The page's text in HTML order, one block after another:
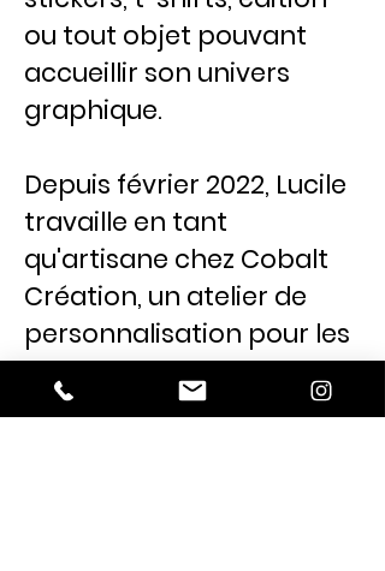
ou tout objet pouvant
accueillir son univers
graphique.
Depuis février 2022, Lucile
travaille en tant
qu'artisane chez Cobalt
Création, un atelier de
personnalisation pour les
plus grandes marques de
luxe. Elle intervient en